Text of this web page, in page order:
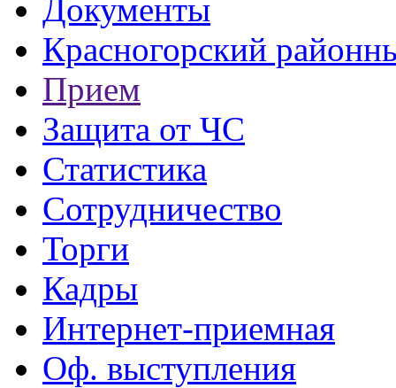
Документы
Красногорский
Прием
Защита от ЧС
Статистика
Сотрудничество
Торги
Кадры
Интернет-приемная
Оф. выступления